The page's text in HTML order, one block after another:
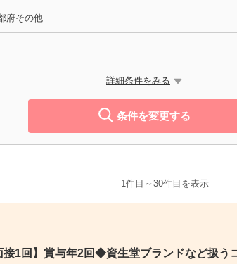
府その他
詳細条件をみる
条件を変更する
1件目～30件目を表示
接1回】賞与年2回◆資生堂ブランドなど扱う